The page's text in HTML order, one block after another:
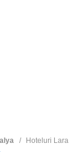
Hoteluri Lara